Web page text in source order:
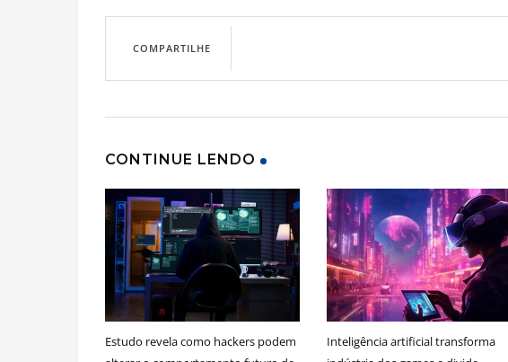
COMPARTILHE
CONTINUE LENDO
Estudo revela como hackers podem
Inteligência artificial transforma